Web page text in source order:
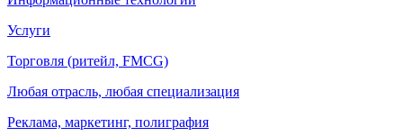
Услуги
Торговля (ритейл, FMCG)
Любая отрасль, любая специализация
Реклама, маркетинг, полиграфия